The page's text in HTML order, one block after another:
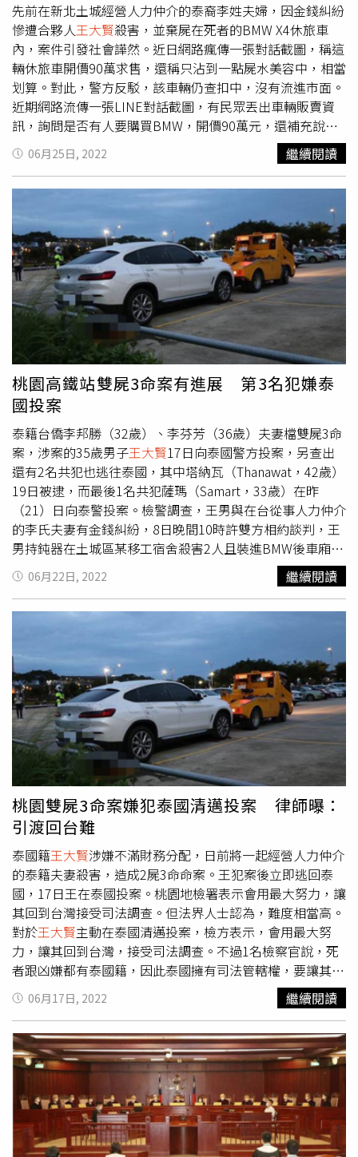
先前在新北土城經營人力仲介的泰裔李姓夫婦，因金錢糾紛
慘遭合夥人王大賢殺害，並棄屍在死者的BMW X4休旅車
內，案件引發社會譁然。近日網路瘋傳一張對話截圖，稱這
輛休旅車開價90萬求售，還稱只沾到一點屍水美容中，相當
划算。對此，警方反駁，該車輛仍查扣中，沒有流進市面。
近期網路流傳一張LINE對話截圖，有民眾丟出車輛販賣資
訊，詢問是否有人要購買BMW，開價90萬元，還補充說明
「很划算耶，只是後車廂有沾到一點屍水，正在美容」，更
強調這輛車就是「桃園三屍命案那台」，引發熱議。對此，
警方反駁，目前該車輛仍為查扣狀態，沒有流進市面。
06月25日, 2022 繼續閱讀
桃園高鐵站雙屍3命案有進展 第3名犯嫌泰
國投案
泰籍台僑李邦勝（32歲）、李芬芳（36歲）夫妻檔雙屍3命
案，涉案的35歲男子王大賢17日向泰國警方投案，另查出
還有2名共犯也逃往泰國，其中塔納瓦（Thanawat，42歲）
19日被逮，而最後1名共犯薩瑪（Samart，33歲）在昨
（21）日向泰警投案。檢警調查，王男與在台從事人力仲介
的李氏夫妻有金錢糾紛，8日晚間10時許雙方相約談判，王
男持鈍器在土城區某移工宿舍殺害2人且裝進BMW後車廂，
9日再棄屍在高鐵桃園站附近停車場，王男當天已搭機潛逃
回泰國。經泰國警方策動，王男17日在父親陪同下向清邁警
方投案。檢警根據監視器等證據，發現另有2名共犯塔納
瓦、薩瑪，2人由王嫌僱用殺害死者夫妻，犯案後於11日返
回泰國。其中，塔納瓦19日被逮，供出王男以40多萬台幣
委託找他殺害李姓夫婦，但事成之後僅收到不到2萬塊。另
外，第3名共犯薩馬，在昨日向警方投案。據了解，全案3名
犯嫌已到案，不過王男起初否認殺害李姓夫婦，辯稱是台灣
黑幫所為，警方持續偵訊後，才又改口且有2名共犯，聲稱
是因毒品利益發生爭吵，全案由泰國警方深入調查中。
06月22日, 2022 繼續閱讀
桃園雙屍3命案嫌犯泰國清邁投案 律師曝：
引渡回台難
泰國籍王大賢涉嫌不滿財務分配，日前將一起經營人力仲介
的泰籍夫妻殺害，造成2屍3命命案。王犯案後立即逃回泰
國，17日王在泰國投案。桃園地檢署表示會用最大努力，讓
其回到台灣接受司法調查。但法界人士認為，難度相當高。
對於王大賢主動在泰國清邁投案，檢方表示，會用最大努
力，讓其回到台灣，接受司法調查。不過1名檢察官說，死
者跟凶嫌都有泰國籍，因此泰國擁有司法管轄權，要讓其回
台接受審判機率低。律師李德豪表示，把他帶回來受審難度
較高，原因是被害人是泰國人，嫌犯也是泰國人的情況下，
泰國會有管轄權存在。一般國家通常不太會把自己國民引渡
到國外，除非泰方願意引渡，或他願意主動回台，但機率不
大。
06月17日, 2022 繼續閱讀